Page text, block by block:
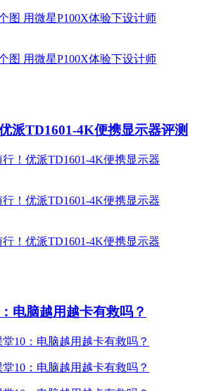
派TD1601-4K便携显示器评测
电脑越用越卡有救吗？